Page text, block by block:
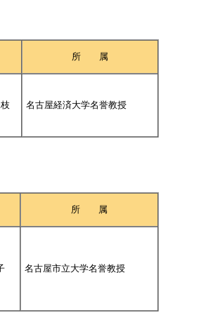
所 属
名古屋経済大学名誉教授
所 属
名古屋市立大学名誉教授